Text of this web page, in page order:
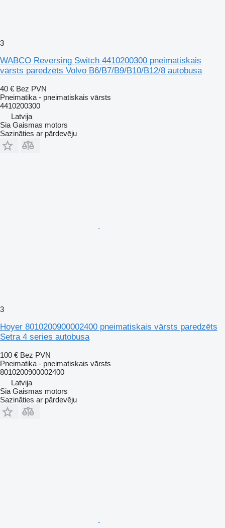
3
WABCO Reversing Switch 4410200300 pneimatiskais
vārsts paredzēts Volvo B6/B7/B9/B10/B12/8 autobusa
40 € Bez PVN
Pneimatika - pneimatiskais vārsts
4410200300
Latvija
Sia Gaismas motors
Sazināties ar pārdevēju
3
Hoyer 8010200900002400 pneimatiskais vārsts paredzēts
Setra 4 series autobusa
100 € Bez PVN
Pneimatika - pneimatiskais vārsts
8010200900002400
Latvija
Sia Gaismas motors
Sazināties ar pārdevēju